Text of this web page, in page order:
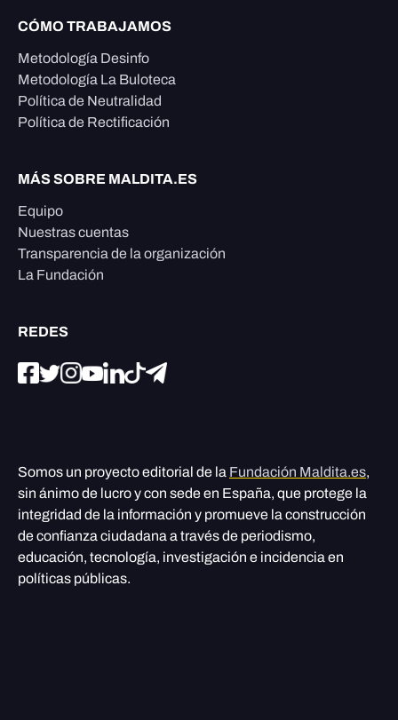
CÓMO TRABAJAMOS
Metodología Desinfo
Metodología La Buloteca
Política de Neutralidad
Política de Rectificación
MÁS SOBRE MALDITA.ES
Equipo
Nuestras cuentas
Transparencia de la organización
La Fundación
REDES
Somos un proyecto editorial de la Fundación Maldita.es,
sin ánimo de lucro y con sede en España, que protege la
integridad de la información y promueve la construcción
de confianza ciudadana a través de periodismo,
educación, tecnología, investigación e incidencia en
políticas públicas.